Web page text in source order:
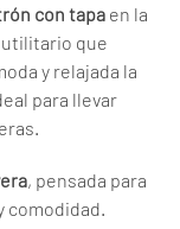
con tapa en la
que
y relajada la
para llevar
, pensada para